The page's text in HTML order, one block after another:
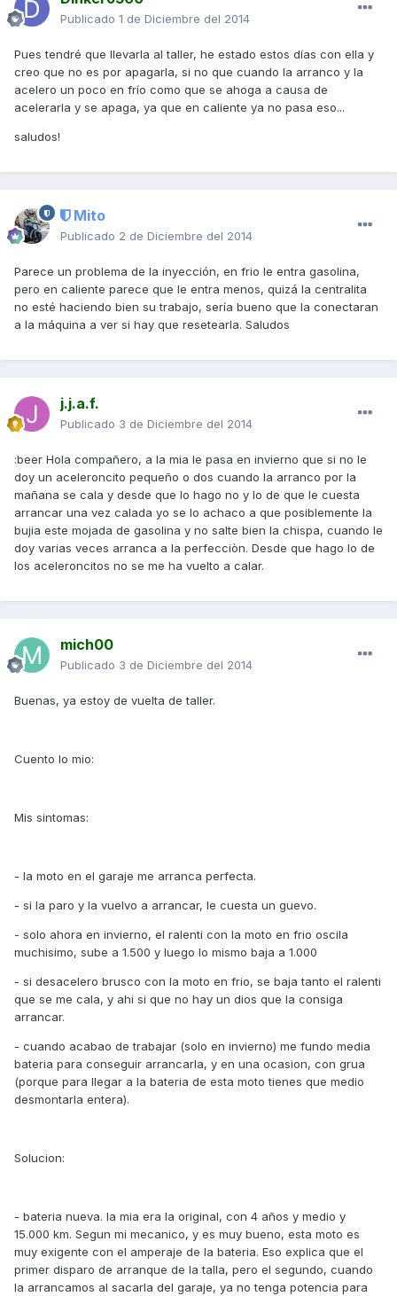
Publicado 1 de Diciembre del 2014
Pues tendré que llevarla al taller, he estado estos días con ella y
creo que no es por apagarla, si no que cuando la arranco y la
acelero un poco en frío como que se ahoga a causa de
acelerarla y se apaga, ya que en caliente ya no pasa eso...
saludos!
Mito
Publicado 2 de Diciembre del 2014
Parece un problema de la inyección, en frio le entra gasolina,
pero en caliente parece que le entra menos, quizá la centralita
no esté haciendo bien su trabajo, sería bueno que la conectaran
a la máquina a ver si hay que resetearla. Saludos
j.j.a.f.
Publicado 3 de Diciembre del 2014
:beer Hola compañero, a la mia le pasa en invierno que si no le
doy un aceleroncito pequeño o dos cuando la arranco por la
mañana se cala y desde que lo hago no y lo de que le cuesta
arrancar una vez calada yo se lo achaco a que posiblemente la
bujia este mojada de gasolina y no salte bien la chispa, cuando le
doy varias veces arranca a la perfecciòn. Desde que hago lo de
los aceleroncitos no se me ha vuelto a calar.
mich00
Publicado 3 de Diciembre del 2014
Buenas, ya estoy de vuelta de taller.
Cuento lo mio:
Mis sintomas:
- la moto en el garaje me arranca perfecta.
- si la paro y la vuelvo a arrancar, le cuesta un guevo.
- solo ahora en invierno, el ralenti con la moto en frio oscila
muchisimo, sube a 1.500 y luego lo mismo baja a 1.000
- si desacelero brusco con la moto en frio, se baja tanto el ralenti
que se me cala, y ahi si que no hay un dios que la consiga
arrancar.
- cuando acabao de trabajar (solo en invierno) me fundo media
bateria para conseguir arrancarla, y en una ocasion, con grua
(porque para llegar a la bateria de esta moto tienes que medio
desmontarla entera).
Solucion:
- bateria nueva. la mia era la original, con 4 años y medio y
15.000 km. Segun mi mecanico, y es muy bueno, esta moto es
muy exigente con el amperaje de la bateria. Eso explica que el
primer disparo de arranque de la talla, pero el segundo, cuando
la arrancamos al sacarla del garaje, ya no tenga potencia para